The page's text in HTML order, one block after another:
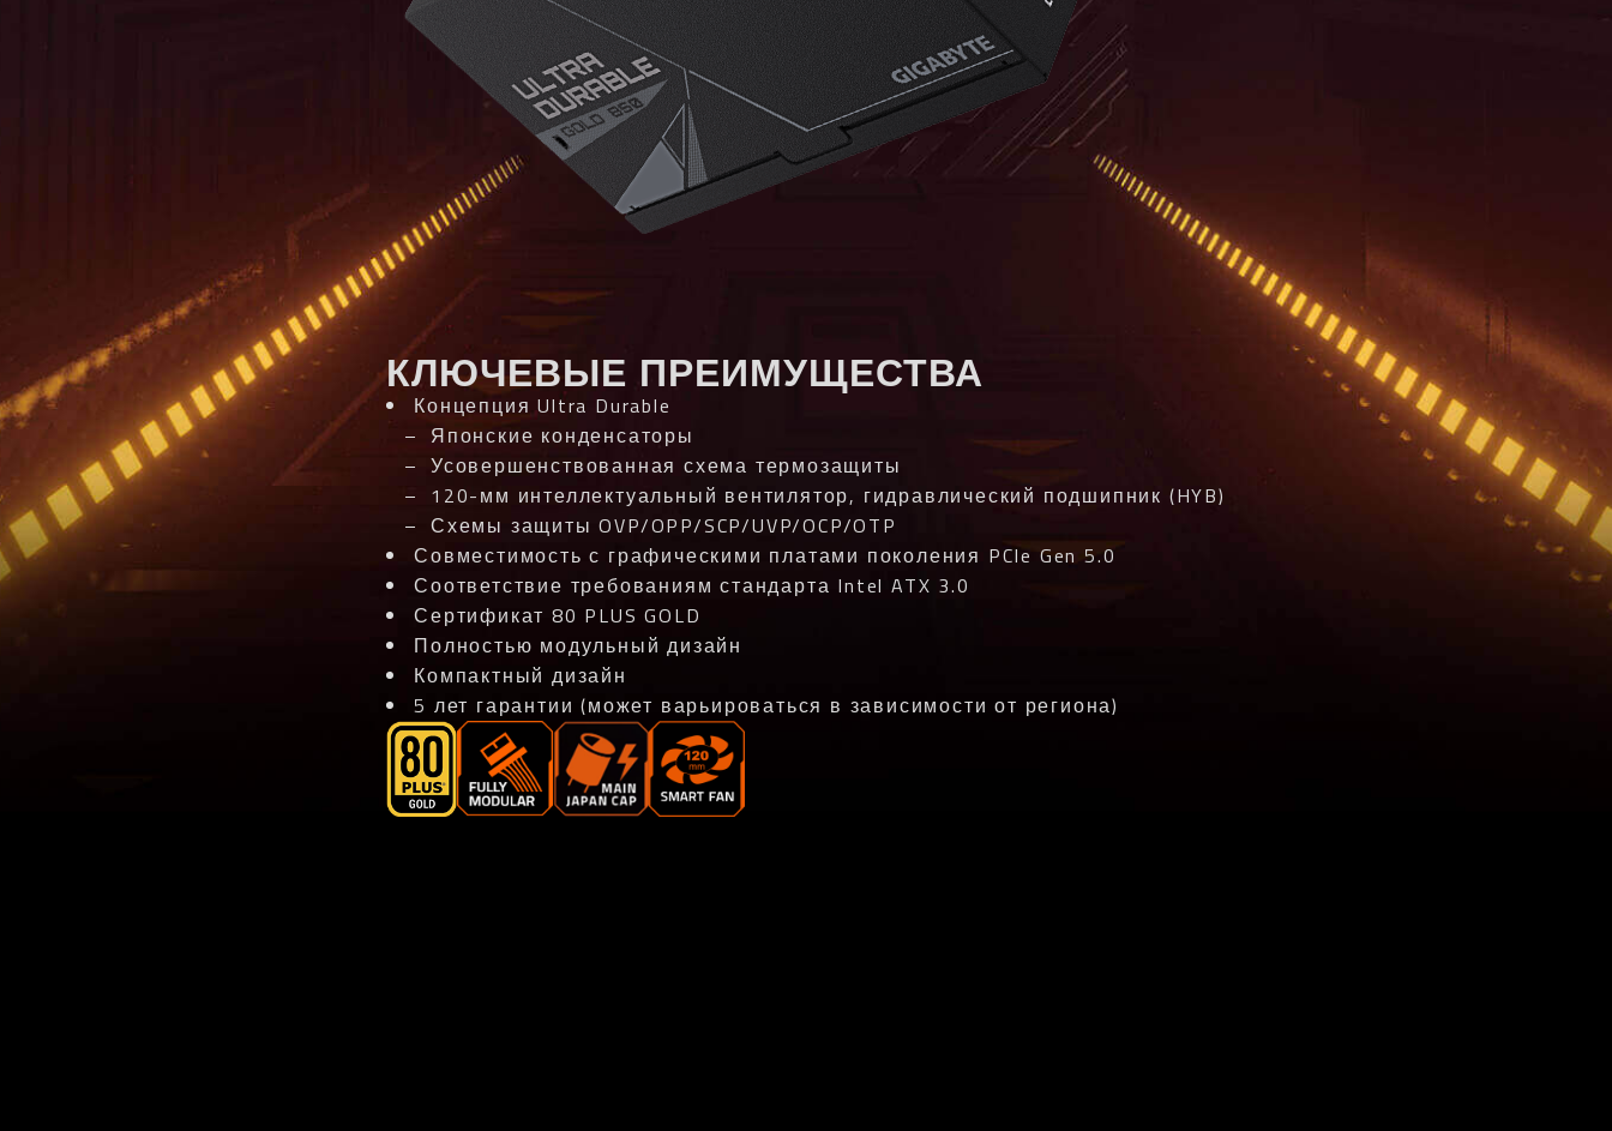
КЛЮЧЕВЫЕ ПРЕИМУЩЕСТВА
Концепция Ultra Durable
Японские конденсаторы
Усовершенствованная схема термозащиты
120-мм интеллектуальный вентилятор, гидравлический подшипник (HYB)
Схемы защиты OVP/OPP/SCP/UVP/OCP/OTP
Совместимость с графическими платами поколения PCIe Gen 5.0
Соответствие требованиям стандарта Intel ATX 3.0
Сертификат 80 PLUS GOLD
Полностью модульный дизайн
Компактный дизайн
5 лет гарантии (может варьироваться в зависимости от региона)